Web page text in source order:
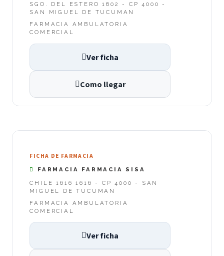
SGO. DEL ESTERO 1602 - CP 4000 -
SAN MIGUEL DE TUCUMAN
FARMACIA AMBULATORIA
COMERCIAL
Ver ficha
Como llegar
FICHA DE FARMACIA
FARMACIA FARMACIA SISA
CHILE 1616 1616 - CP 4000 - SAN
MIGUEL DE TUCUMAN
FARMACIA AMBULATORIA
COMERCIAL
Ver ficha